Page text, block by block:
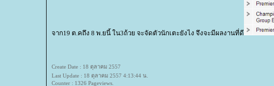
จาก19 ต.คถึง 8 พ.ยนี้ ใน3ถ้วย จะจัดตัวนักเตะยังไง จึงจะมีผลงานที่ดี
Create Date : 18 ตุลาคม 2557
Last Update : 18 ตุลาคม 2557 4:13:44 น.
Counter : 1326 Pageviews.